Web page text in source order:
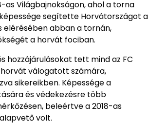
as Világbajnokságon, ahol a torna
segítette Horvátországot a
elérésében abban a tornán,
a horvát fociban.
hozzájárulásokat tett mind az FC
válogatott számára,
sikereikben. Képessége a
és védekezésre több
beleértve a 2018-as
volt.